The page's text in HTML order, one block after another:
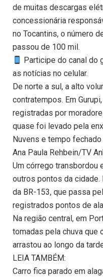
de muitas descargas
concessionária
no Tocantins, o número
passou de 100 mil.
Participe do canal do
as notícias no celular.
De norte a sul, a alto
contratempos. Em
registradas por
quase foi levado pela
Nuvens e tempo
Ana Paula Rehbein/TV
Um córrego transbordou
outros pontos da
da BR-153, que passa
registrados pontos de
Na região central, em
tomadas pela chuva que
arrastou ao longo da
LEIA TAMBÉM:
Carro fica parado em